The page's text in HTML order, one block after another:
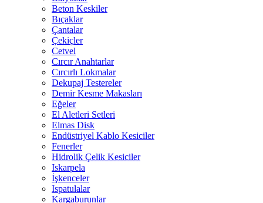
Beton Keskiler
Bıçaklar
Çantalar
Çekiçler
Cetvel
Cırcır Anahtarlar
Cırcırlı Lokmalar
Dekupaj Testereler
Demir Kesme Makasları
Eğeler
El Aletleri Setleri
Elmas Disk
Endüstriyel Kablo Kesiciler
Fenerler
Hidrolik Çelik Kesiciler
Iskarpela
İşkenceler
Ispatulalar
Kargaburunlar